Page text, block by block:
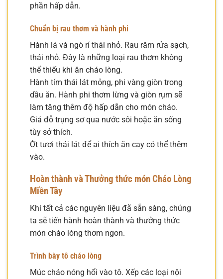
phần hấp dẫn.
Chuẩn bị rau thơm và hành phi
Hành lá và ngò rí thái nhỏ. Rau răm rửa sạch,
thái nhỏ. Đây là những loại rau thơm không
thể thiếu khi ăn cháo lòng.
Hành tím thái lát mỏng, phi vàng giòn trong
dầu ăn. Hành phi thơm lừng và giòn rụm sẽ
làm tăng thêm độ hấp dẫn cho món cháo.
Giá đỗ trụng sơ qua nước sôi hoặc ăn sống
tùy sở thích.
Ớt tươi thái lát để ai thích ăn cay có thể thêm
vào.
Hoàn thành và Thưởng thức món Cháo Lòng
Miền Tây
Khi tất cả các nguyên liệu đã sẵn sàng, chúng
ta sẽ tiến hành hoàn thành và thưởng thức
món cháo lòng thơm ngon.
Trình bày tô cháo lòng
Múc cháo nóng hổi vào tô. Xếp các loại nội